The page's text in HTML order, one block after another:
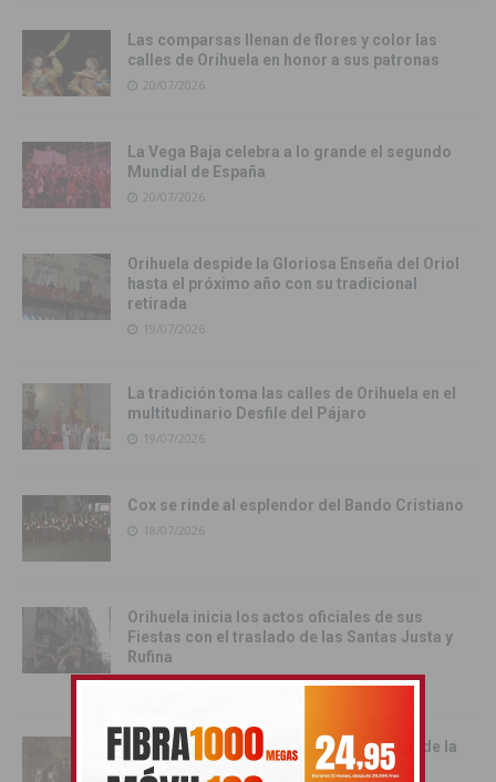
Las comparsas llenan de flores y color las
calles de Orihuela en honor a sus patronas
20/07/2026
La Vega Baja celebra a lo grande el segundo
Mundial de España
20/07/2026
Orihuela despide la Gloriosa Enseña del Oriol
hasta el próximo año con su tradicional
retirada
19/07/2026
La tradición toma las calles de Orihuela en el
multitudinario Desfile del Pájaro
19/07/2026
Cox se rinde al esplendor del Bando Cristiano
18/07/2026
Orihuela inicia los actos oficiales de sus
Fiestas con el traslado de las Santas Justa y
Rufina
18/07/2026
Cox vive su día grande con la procesión de la
Virgen del Carmen